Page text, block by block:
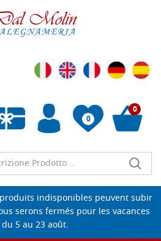
0
souhaits vide
0
indisponibles peuvent subir
serons fermés pour les vacances
5 au 23 août.